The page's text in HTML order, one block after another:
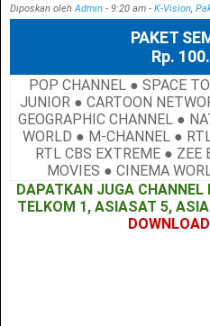
Diposkan olehAdmin - 9:20 am- K-Vision,
PAKET
Rp.
POP CHANNEL ● SPACE
JUNIOR ● CARTOON
GEOGRAPHIC CHANNEL ●
WORLD ● M-CHANNEL ●
RTL CBS EXTREME ●
MOVIES ● CINEMA
DAPATKAN JUGA CHANNEL
TELKOM 1, ASIASAT 5,